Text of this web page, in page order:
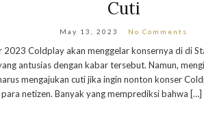
Cuti
May 13, 2023 No Comments
Coldplay akan menggelar konsernya di di
antusias dengan kabar tersebut. Namun,
mengajukan cuti jika ingin nonton konser
netizen. Banyak yang memprediksi bahwa […]